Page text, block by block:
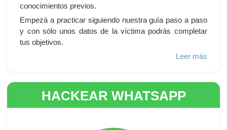
conocimientos previos.
Empezá a practicar siguiendo nuestra guía paso a paso
y con sólo unos datos de la víctima podrás completar
tus objetivos.
Leer más
HACKEAR WHATSAPP